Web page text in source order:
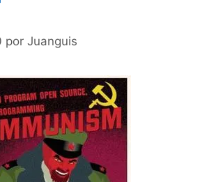
por Juanguis